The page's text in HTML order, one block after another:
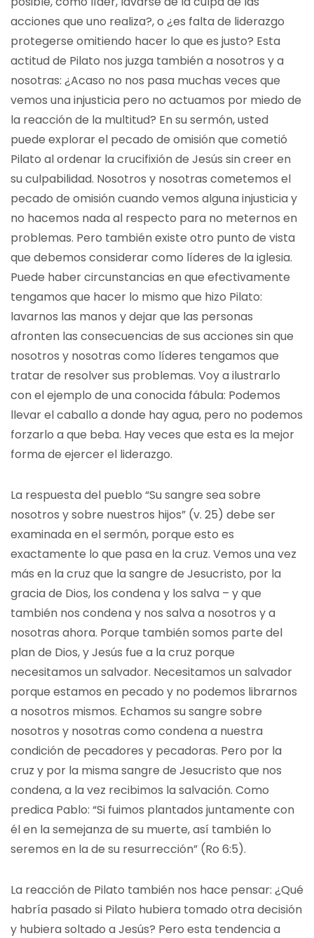
acciones que uno realiza?, o ¿es falta de liderazgo
protegerse omitiendo hacer lo que es justo? Esta
actitud de Pilato nos juzga también a nosotros y a
nosotras: ¿Acaso no nos pasa muchas veces que
vemos una injusticia pero no actuamos por miedo de
la reacción de la multitud? En su sermón, usted
puede explorar el pecado de omisión que cometió
Pilato al ordenar la crucifixión de Jesús sin creer en
su culpabilidad. Nosotros y nosotras cometemos el
pecado de omisión cuando vemos alguna injusticia y
no hacemos nada al respecto para no meternos en
problemas. Pero también existe otro punto de vista
que debemos considerar como líderes de la iglesia.
Puede haber circunstancias en que efectivamente
tengamos que hacer lo mismo que hizo Pilato:
lavarnos las manos y dejar que las personas
afronten las consecuencias de sus acciones sin que
nosotros y nosotras como líderes tengamos que
tratar de resolver sus problemas. Voy a ilustrarlo
con el ejemplo de una conocida fábula: Podemos
llevar el caballo a donde hay agua, pero no podemos
forzarlo a que beba. Hay veces que esta es la mejor
forma de ejercer el liderazgo.
La respuesta del pueblo “Su sangre sea sobre
nosotros y sobre nuestros hijos” (v. 25) debe ser
examinada en el sermón, porque esto es
exactamente lo que pasa en la cruz. Vemos una vez
más en la cruz que la sangre de Jesucristo, por la
gracia de Dios, los condena y los salva – y que
también nos condena y nos salva a nosotros y a
nosotras ahora. Porque también somos parte del
plan de Dios, y Jesús fue a la cruz porque
necesitamos un salvador. Necesitamos un salvador
porque estamos en pecado y no podemos librarnos
a nosotros mismos. Echamos su sangre sobre
nosotros y nosotras como condena a nuestra
condición de pecadores y pecadoras. Pero por la
cruz y por la misma sangre de Jesucristo que nos
condena, a la vez recibimos la salvación. Como
predica Pablo: “Si fuimos plantados juntamente con
él en la semejanza de su muerte, así también lo
seremos en la de su resurrección” (Ro 6:5).
La reacción de Pilato también nos hace pensar: ¿Qué
habría pasado si Pilato hubiera tomado otra decisión
y hubiera soltado a Jesús? Pero esta tendencia a